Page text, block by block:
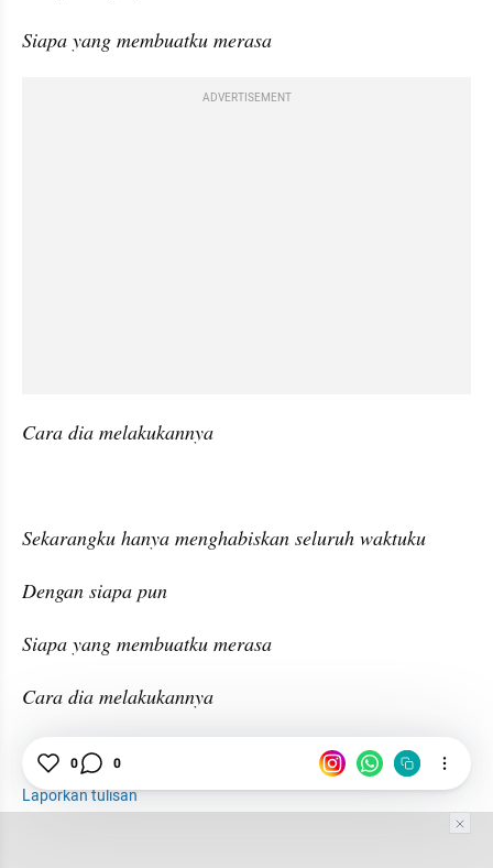
Siapa yang membuatku merasa
ADVERTISEMENT
Cara dia melakukannya
Sekarangku hanya menghabiskan seluruh waktuku
Dengan siapa pun
Siapa yang membuatku merasa
Cara dia melakukannya
Lirik Lagu
Laporkan tulisan
0 0